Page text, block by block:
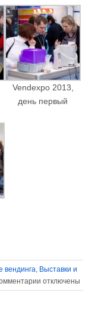
Vendexpo 2013,
день первый
вендинга Выставки и
к
записи
отключены